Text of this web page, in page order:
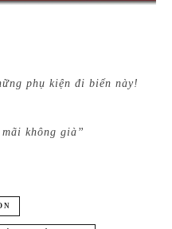
phụ kiện đi biển này!
không già”